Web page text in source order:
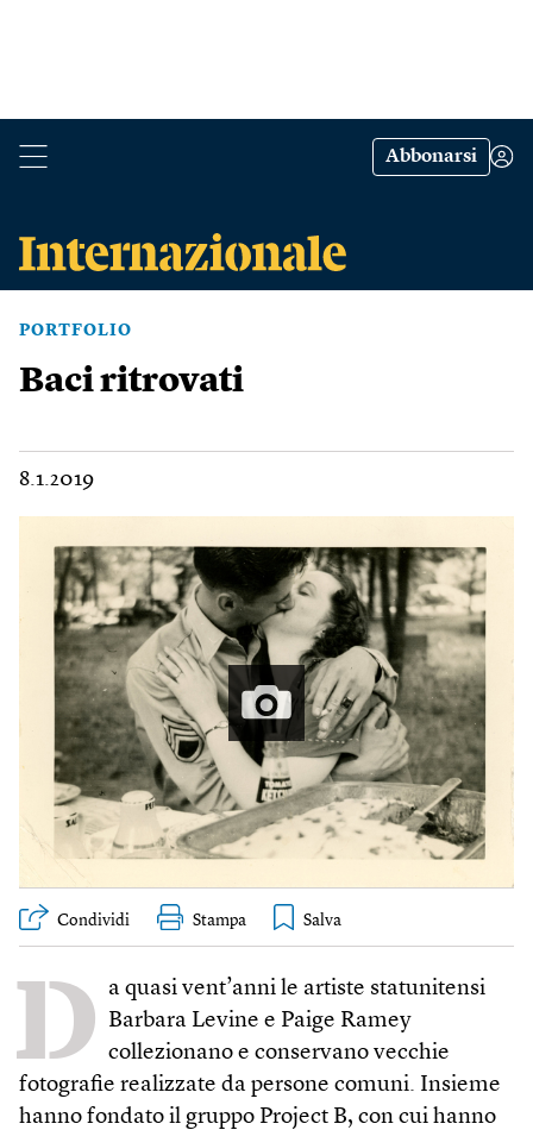
Abbonarsi
PORTFOLIO
Baci ritrovati
8.1.2019
Condividi Stampa
D
a quasi vent’anni le artiste statunitensi
Barbara Levine e Paige Ramey
collezionano e conservano vecchie
fotografie realizzate da persone comuni. Insieme
hanno fondato il gruppo Project B, con cui hanno